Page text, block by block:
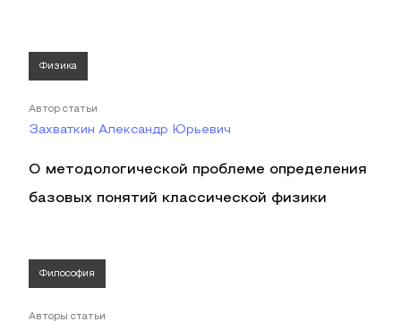
Физика
Автор статьи
Захваткин Александр Юрьевич
О методологической проблеме определения
базовых понятий классической физики
Философия
Авторы статьи